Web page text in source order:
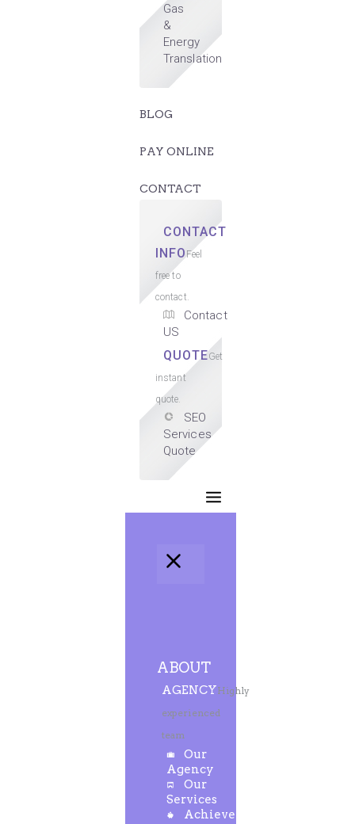
Gas
&
Energy
Translation
BLOG
PAY ONLINE
CONTACT
CONTACT
INFOFeel
free to
contact.
Contact
US
QUOTEGet
instant
quote.
SEO
Services
Quote
ABOUT
AGENCYHighly
experienced
team
Our
Agency
Our
Services
Achievements